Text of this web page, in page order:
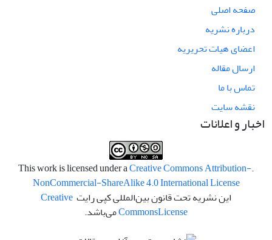
صفحه اصلی
درباره نشریه
اعضای هیات تحریریه
ارسال مقاله
تماس با ما
نقشه سایت
اخبار و اعلانات
.This work is licensed under a
Creative Commons Attribution-
NonCommercial-ShareAlike 4.0 International License
این نشریه تحت قانون بین‌المللی کپی رایت Creative
CommonsLicense می‌باشد.